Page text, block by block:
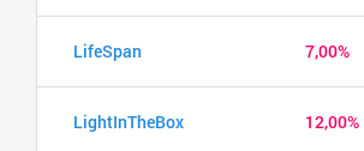
LifeSpan 7,00%
LightInTheBox 12,00%